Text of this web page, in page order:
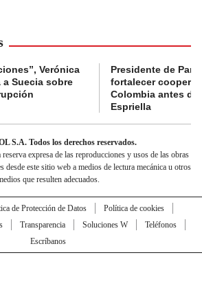
Verónica
Suecia sobre
Presidente de
fortalecer
Colombia antes de
Espriella
S.A. Todos los derechos reservados.
expresa de las reproducciones y usos de las obras
desde este sitio web a medios de lectura mecánica u otros
que resulten adecuados.
de Protección de Datos
Política de cookies
Transparencia Soluciones W
Teléfonos
Escríbanos